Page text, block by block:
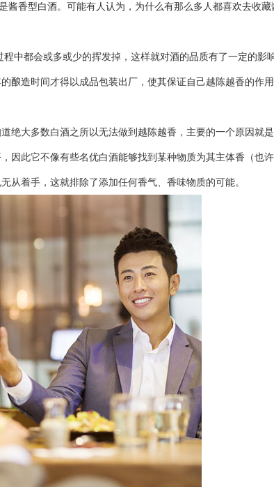
香型白酒。可能有人认为，为什么有那么多人都喜欢去收
都会或多或少的挥发掉，这样就对酒的品质有了一定的影
酿造时间才得以成品包装出厂，使其保证自己越陈越香的作
大多数白酒之所以无法做到越陈越香，主要的一个原因就
因此它不像有些名优白酒能够找到某种物质为其主体香（也
从着手，这就排除了添加任何香气、香味物质的可能。